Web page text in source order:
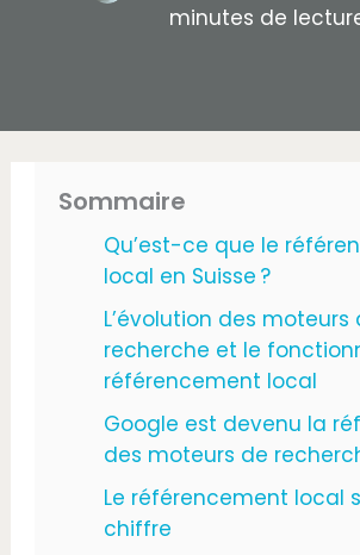
minutes de
Sommaire
Qu’est-ce que le
local en Suisse ?
L’évolution des moteurs
recherche et le
référencement local
Google est devenu la
des moteurs de
Le référencement local
chiffre